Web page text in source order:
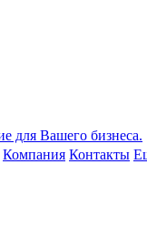
Компания Контакты